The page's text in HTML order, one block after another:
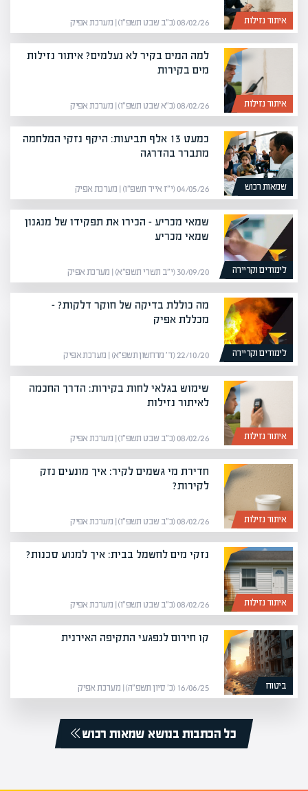
איתור נזילות 08/02/26 (כ״ב שבט תשפ״ו) | מערכת אפיק
איתור נזילות
למה המים בקיר לא נעלמים? איתור נזילות
מים בקירות
08/02/26 (כ״א שבט תשפ״ו) | מערכת אפיק
שמאות רכוש
כמעט 13 אלף תביעות: היקף נזקי המלחמה
מתברר בהדרגה
04/05/26 (י״ז אייר תשפ״ו) | מערכת אפיק
לימודים וקריירה
שמאי מכריע – הכירו את תפקידו של מנגנון
שמאי מכריע
30/09/20 (י״ב תשרי תשפ״א) | מערכת אפיק
לימודים וקריירה
מה כוללת בדיקה של חוקר דלקות? –
מכללת אפיק
22/10/20 (ד׳ מרחשון תשפ״א) | מערכת אפיק
איתור נזילות
שימוש בגלאי לחות בקירות: הדרך החכמה
לאיתור נזילות
08/02/26 (כ״ב שבט תשפ״ו) | מערכת אפיק
איתור נזילות
חדירת מי גשמים לקיר: איך מונעים נזק
לקירות?
08/02/26 (כ״ב שבט תשפ״ו) | מערכת אפיק
איתור נזילות
נזקי מים לחשמל בבית: איך למנוע סכנות?
08/02/26 (כ״ב שבט תשפ״ו) | מערכת אפיק
ביטוח
קו חירום לנפגעי התקיפה האירנית
16/06/25 (כ׳ סיון תשפ״ה) | מערכת אפיק
כל הכתבות בנושא שמאות רכוש